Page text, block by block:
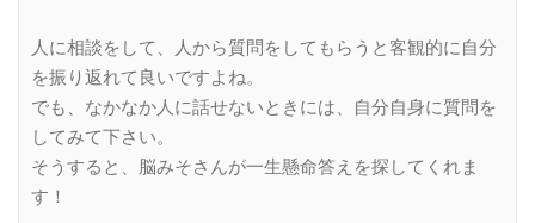
人に相談をして、人から質問をしてもらうと客観的に自分
を振り返れて良いですよね。
でも、なかなか人に話せないときには、自分自身に質問を
してみて下さい。
そうすると、脳みそさんが一生懸命答えを探してくれま
す！